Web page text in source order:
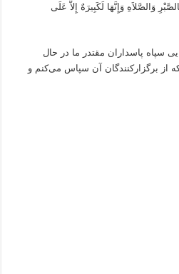
وَالصَّلاَهِ وَإِنَّهَا لَکَبِیرَهٌ إِلاَّ عَلَى
سپاه پاسداران مقتدر ما در حال
از برگزارکنندگان آن سپاس می‌کنم و